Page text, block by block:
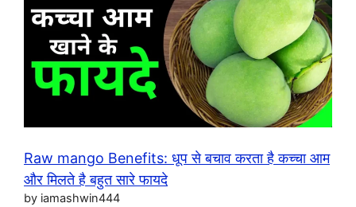
Raw mango Benefits: धूप से बचाव करता है कच्चा आम
और मिलते है बहुत सारे फायदे
by iamashwin444